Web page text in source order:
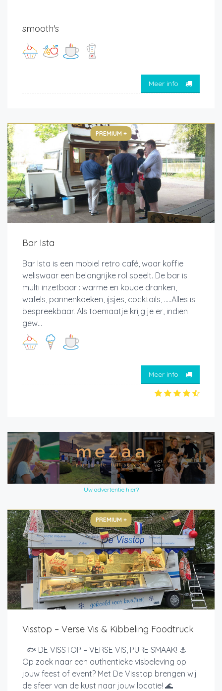
smooth's
Meer info
PREMIUM +
Bar Ista
Bar Ista is een mobiel retro café, waar koffie
weliswaar een belangrijke rol speelt. De bar is
multi inzetbaar : warme en koude dranken,
wafels, pannenkoeken, ijsjes, cocktails, .....Alles is
bespreekbaar. Als toemaatje krijg je er, indien
gew...
Meer info
Uw advertentie hier?
PREMIUM +
Visstop – Verse Vis & Kibbeling Foodtruck
🐟 DE VISSTOP – VERSE VIS, PURE SMAAK! ⚓
Op zoek naar een authentieke visbeleving op
jouw feest of event? Met De Visstop brengen wij
de sfeer van de kust naar jouw locatie! 🌊